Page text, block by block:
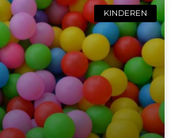
KINDEREN